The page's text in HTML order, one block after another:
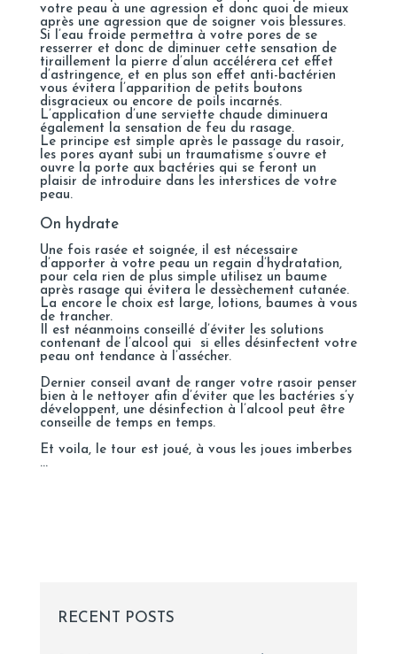
votre peau à une agression et donc quoi de mieux
après une agression que de soigner vois blessures.
Si l’eau froide permettra à votre pores de se
resserrer et donc de diminuer cette sensation de
tiraillement la pierre d’alun accélérera cet effet
d’astringence, et en plus son effet anti-bactérien
vous évitera l’apparition de petits boutons
disgracieux ou encore de poils incarnés.
L’application d’une serviette chaude diminuera
également la sensation de feu du rasage.
Le principe est simple après le passage du rasoir,
les pores ayant subi un traumatisme s’ouvre et
ouvre la porte aux bactéries qui se feront un
plaisir de introduire dans les interstices de votre
peau.
On hydrate
Une fois rasée et soignée, il est nécessaire
d’apporter à votre peau un regain d’hydratation,
pour cela rien de plus simple utilisez un baume
après rasage qui évitera le dessèchement cutanée.
La encore le choix est large, lotions, baumes à vous
de trancher.
Il est néanmoins conseillé d’éviter les solutions
contenant de l’alcool qui si elles désinfectent votre
peau ont tendance à l’assécher.
Dernier conseil avant de ranger votre rasoir penser
bien à le nettoyer afin d’éviter que les bactéries s’y
développent, une désinfection à l’alcool peut être
conseille de temps en temps.
Et voila, le tour est joué, à vous les joues imberbes
…
RECENT POSTS